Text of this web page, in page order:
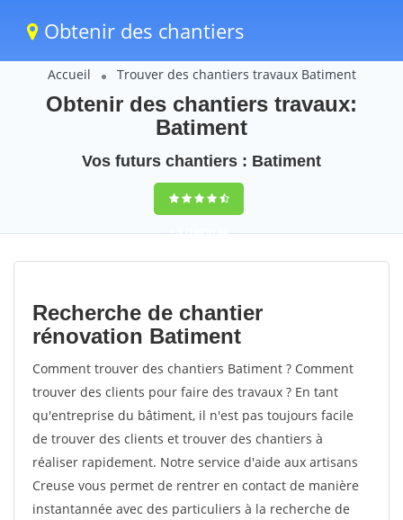
Obtenir des chantiers
Accueil Trouver des chantiers travaux Batiment
Obtenir des chantiers travaux:
Batiment
Vos futurs chantiers : Batiment
9,5(100%)80
votes
Recherche de chantier
rénovation Batiment
Comment trouver des chantiers Batiment ? Comment
trouver des clients pour faire des travaux ? En tant
qu'entreprise du bâtiment, il n'est pas toujours facile
de trouver des clients et trouver des chantiers à
réaliser rapidement. Notre service d'aide aux artisans
Creuse vous permet de rentrer en contact de manière
instantannée avec des particuliers à la recherche de